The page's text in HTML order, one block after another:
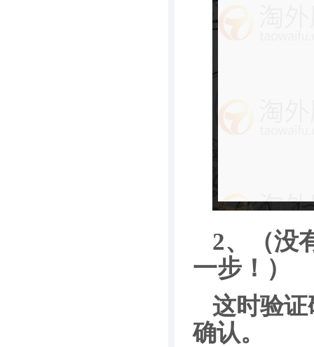
2、（没
一步！）
这时验
确认。